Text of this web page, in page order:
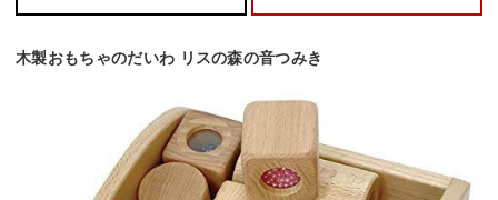
木製おもちゃのだいわ リスの森の音つみき